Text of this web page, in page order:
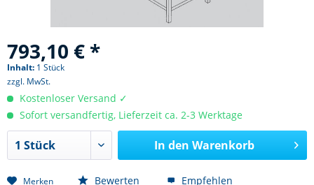
793,10 € *
Inhalt: 1 Stück
zzgl. MwSt.
Kostenloser Versand ✓
Sofort versandfertig, Lieferzeit ca. 2-3 Werktage
In den Warenkorb
Merken Bewerten Empfehlen